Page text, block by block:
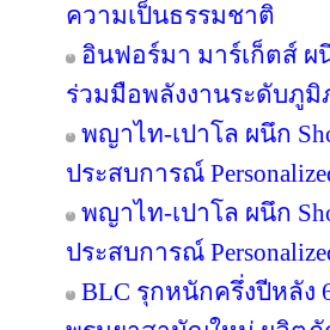
ความเป็นธรรมชาติ
อินฟอร์มา มาร์เก็ตส์ ผ
ร่วมมือพลังงานระดับภูมิ
พญาไท-เปาโล ผนึก
ประสบการณ์
พญาไท-เปาโล ผนึก
ประสบการณ์
BLC รุกหนักครึ่งปีหลัง